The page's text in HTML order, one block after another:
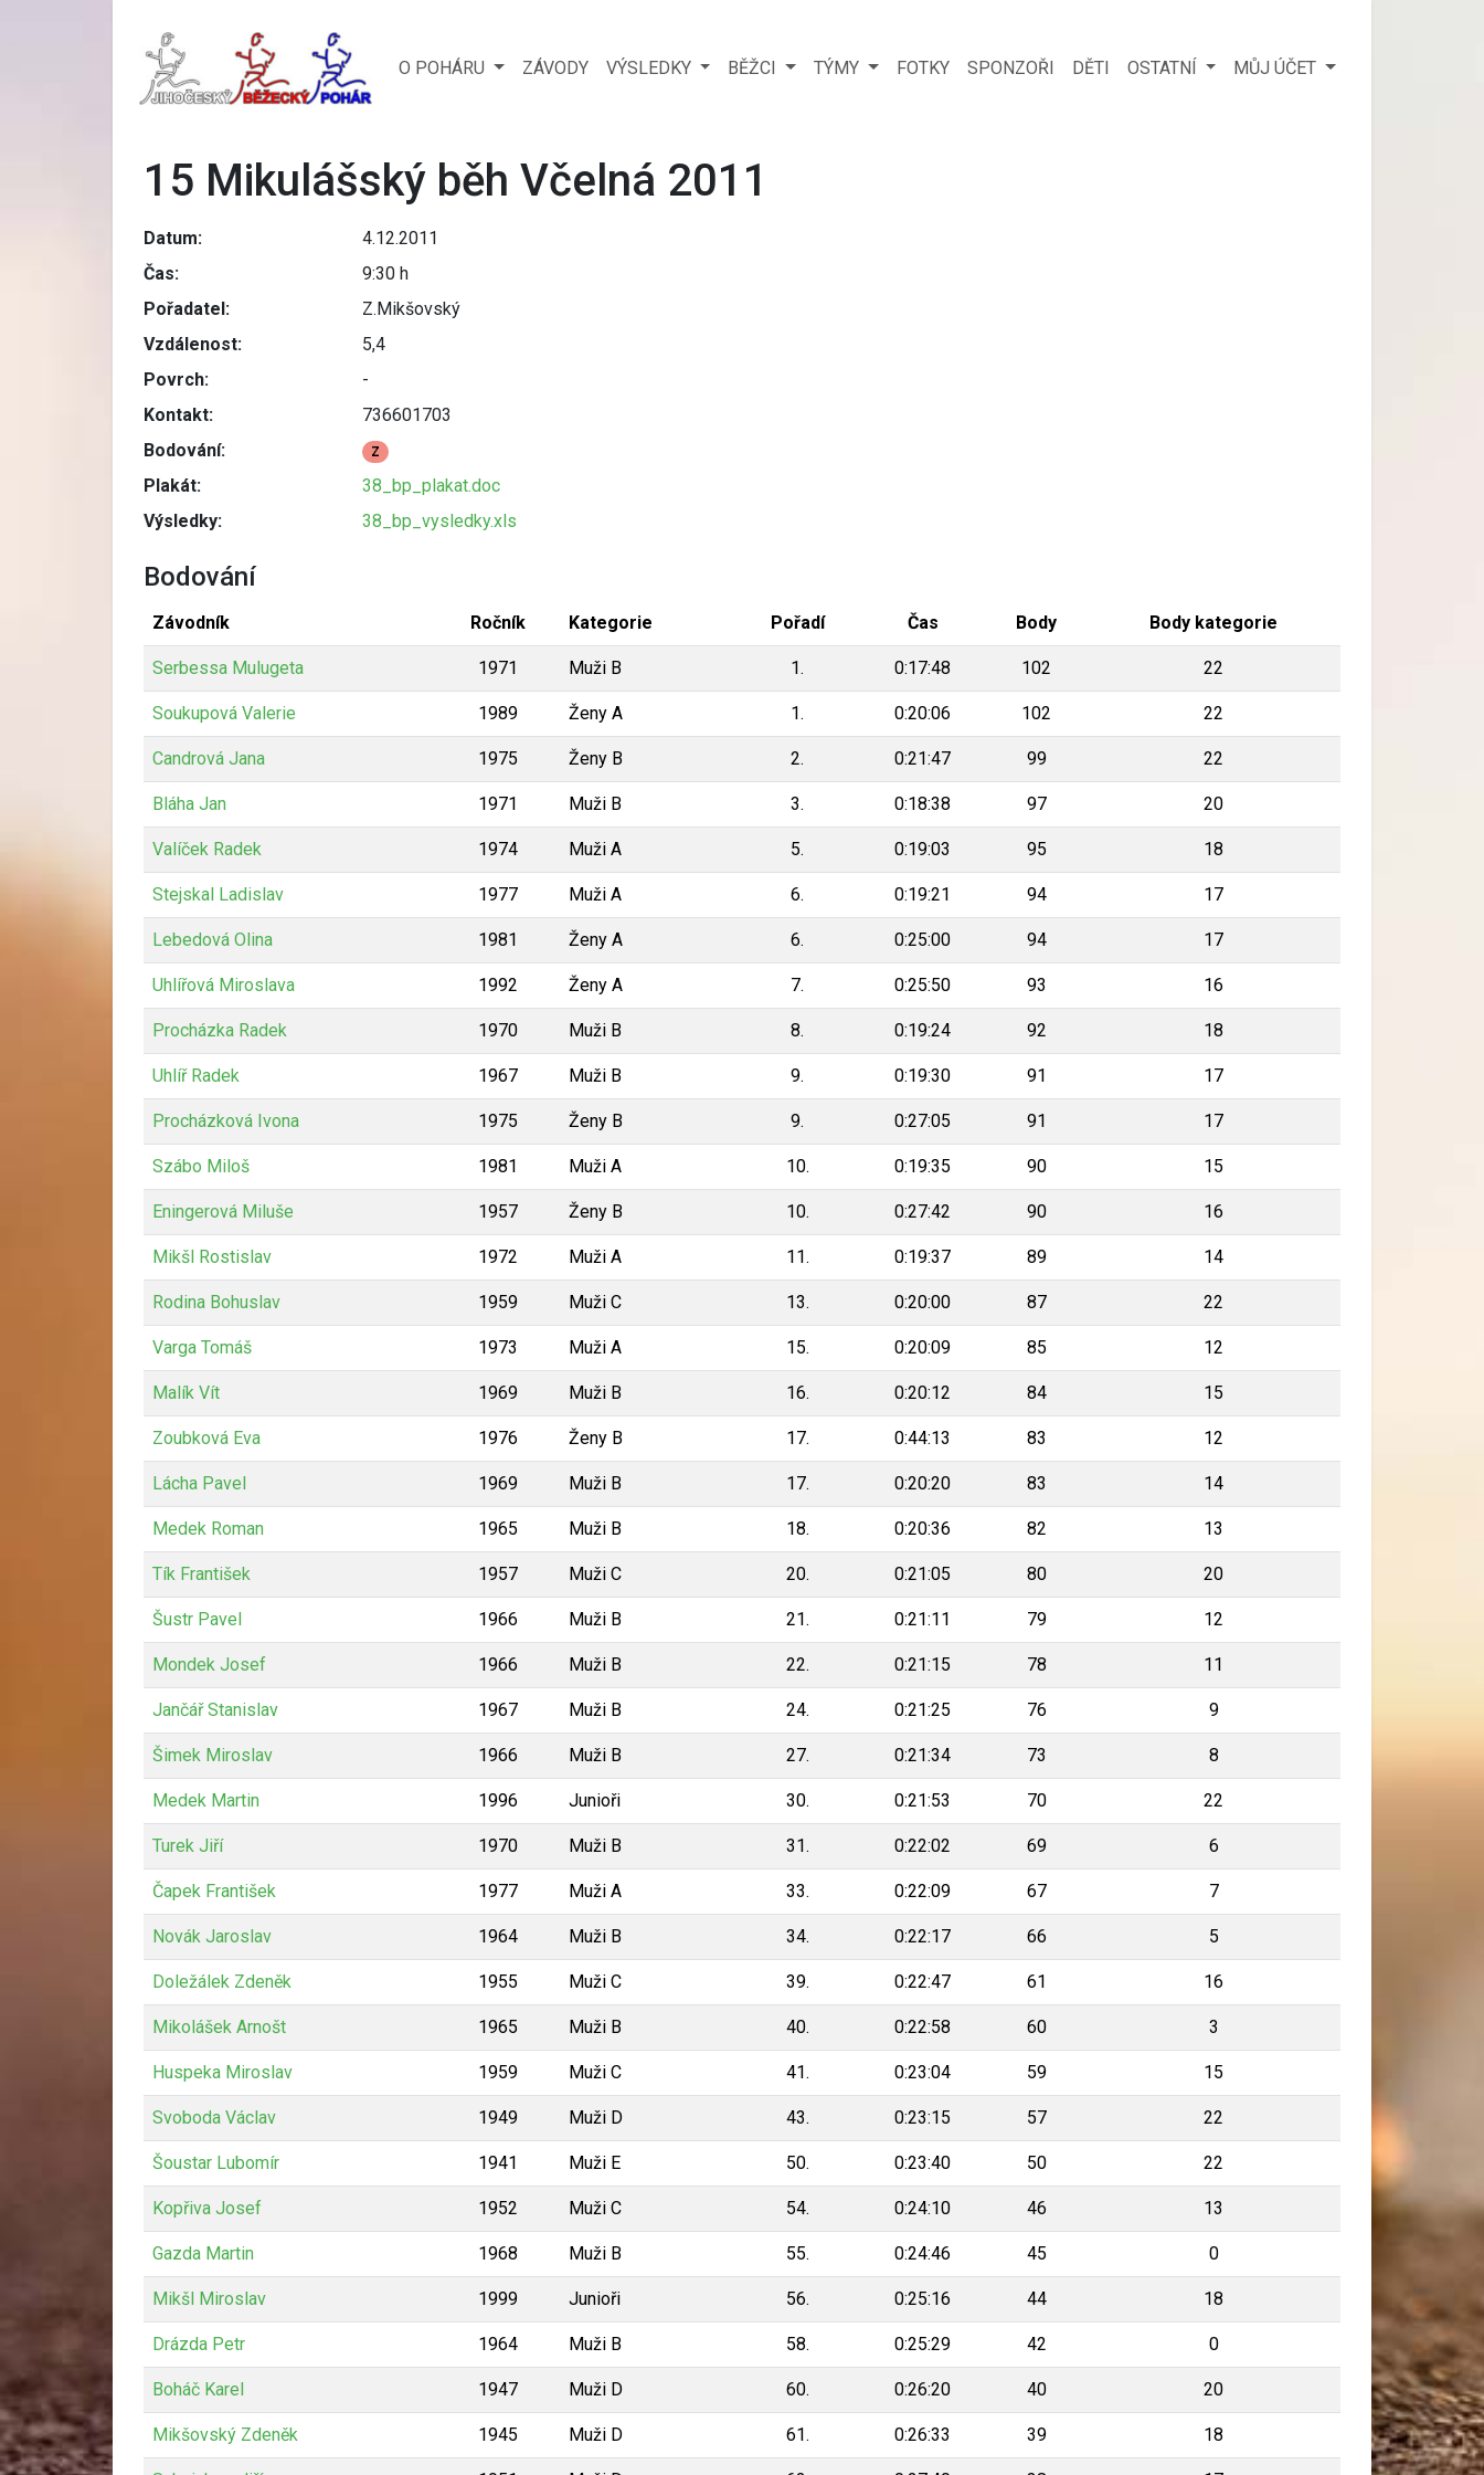
O POHÁRU ZÁVODY VÝSLEDKY BĚŽCI TÝMY FOTKY SPONZOŘI DĚTI OSTATNÍ MŮJ ÚČET
15 Mikulášský běh Včelná 2011
Datum:
4.12.2011
Čas:
9:30 h
Pořadatel:
Z.Mikšovský
Vzdálenost:
5,4
Povrch:
-
Kontakt:
736601703
Bodování:
Z
Plakát:
38_bp_plakat.doc
Výsledky:
38_bp_vysledky.xls
Bodování
Závodník Ročník Kategorie Pořadí Čas Body Body kategorie
Serbessa Mulugeta 1971 Muži B 1. 0:17:48 102 22
Soukupová Valerie 1989 Ženy A 1. 0:20:06 102 22
Candrová Jana 1975 Ženy B 2. 0:21:47 99 22
Bláha Jan 1971 Muži B 3. 0:18:38 97 20
Valíček Radek 1974 Muži A 5. 0:19:03 95 18
Stejskal Ladislav 1977 Muži A 6. 0:19:21 94 17
Lebedová Olina 1981 Ženy A 6. 0:25:00 94 17
Uhlířová Miroslava 1992 Ženy A 7. 0:25:50 93 16
Procházka Radek 1970 Muži B 8. 0:19:24 92 18
Uhlíř Radek 1967 Muži B 9. 0:19:30 91 17
Procházková Ivona 1975 Ženy B 9. 0:27:05 91 17
Szábo Miloš 1981 Muži A 10. 0:19:35 90 15
Eningerová Miluše 1957 Ženy B 10. 0:27:42 90 16
Mikšl Rostislav 1972 Muži A 11. 0:19:37 89 14
Rodina Bohuslav 1959 Muži C 13. 0:20:00 87 22
Varga Tomáš 1973 Muži A 15. 0:20:09 85 12
Malík Vít 1969 Muži B 16. 0:20:12 84 15
Zoubková Eva 1976 Ženy B 17. 0:44:13 83 12
Lácha Pavel 1969 Muži B 17. 0:20:20 83 14
Medek Roman 1965 Muži B 18. 0:20:36 82 13
Tík František 1957 Muži C 20. 0:21:05 80 20
Šustr Pavel 1966 Muži B 21. 0:21:11 79 12
Mondek Josef 1966 Muži B 22. 0:21:15 78 11
Jančář Stanislav 1967 Muži B 24. 0:21:25 76 9
Šimek Miroslav 1966 Muži B 27. 0:21:34 73 8
Medek Martin 1996 Junioři 30. 0:21:53 70 22
Turek Jiří 1970 Muži B 31. 0:22:02 69 6
Čapek František 1977 Muži A 33. 0:22:09 67 7
Novák Jaroslav 1964 Muži B 34. 0:22:17 66 5
Doležálek Zdeněk 1955 Muži C 39. 0:22:47 61 16
Mikolášek Arnošt 1965 Muži B 40. 0:22:58 60 3
Huspeka Miroslav 1959 Muži C 41. 0:23:04 59 15
Svoboda Václav 1949 Muži D 43. 0:23:15 57 22
Šoustar Lubomír 1941 Muži E 50. 0:23:40 50 22
Kopřiva Josef 1952 Muži C 54. 0:24:10 46 13
Gazda Martin 1968 Muži B 55. 0:24:46 45 0
Mikšl Miroslav 1999 Junioři 56. 0:25:16 44 18
Drázda Petr 1964 Muži B 58. 0:25:29 42 0
Boháč Karel 1947 Muži D 60. 0:26:20 40 20
Mikšovský Zdeněk 1945 Muži D 61. 0:26:33 39 18